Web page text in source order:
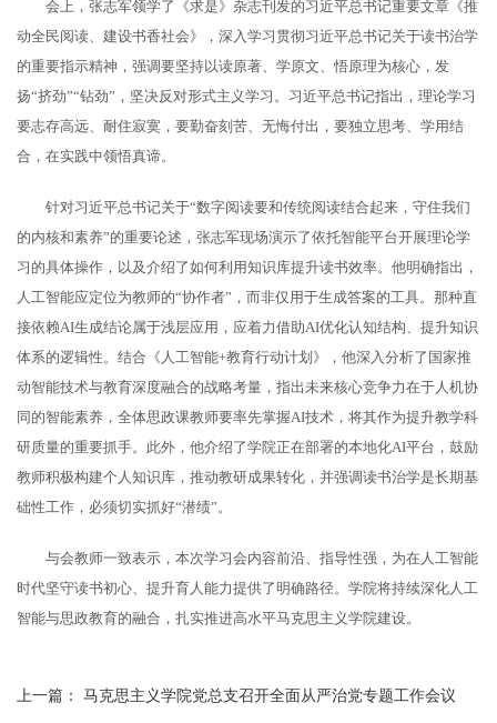
会上，张志军领学了《求是》杂志刊发的习近平总书记重要文章《推
动全民阅读、建设书香社会》，深入学习贯彻习近平总书记关于读书治学
的重要指示精神，强调要坚持以读原著、学原文、悟原理为核心，发
扬“挤劲”“钻劲”，坚决反对形式主义学习。习近平总书记指出，理论学习
要志存高远、耐住寂寞，要勤奋刻苦、无悔付出，要独立思考、学用结
合，在实践中领悟真谛。
针对习近平总书记关于“数字阅读要和传统阅读结合起来，守住我们
的内核和素养”的重要论述，张志军现场演示了依托智能平台开展理论学
习的具体操作，以及介绍了如何利用知识库提升读书效率。他明确指出，
人工智能应定位为教师的“协作者”，而非仅用于生成答案的工具。那种直
接依赖AI生成结论属于浅层应用，应着力借助AI优化认知结构、提升知识
体系的逻辑性。结合《人工智能+教育行动计划》，他深入分析了国家推
动智能技术与教育深度融合的战略考量，指出未来核心竞争力在于人机协
同的智能素养，全体思政课教师要率先掌握AI技术，将其作为提升教学科
研质量的重要抓手。此外，他介绍了学院正在部署的本地化AI平台，鼓励
教师积极构建个人知识库，推动教研成果转化，并强调读书治学是长期基
础性工作，必须切实抓好“潜绩”。
与会教师一致表示，本次学习会内容前沿、指导性强，为在人工智能
时代坚守读书初心、提升育人能力提供了明确路径。学院将持续深化人工
智能与思政教育的融合，扎实推进高水平马克思主义学院建设。
上一篇： 马克思主义学院党总支召开全面从严治党专题工作会议